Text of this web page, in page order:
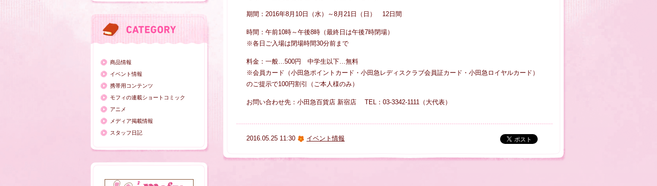
商品情報
イベント情報
携帯用コンテンツ
モフィの連載ショートコミック
アニメ
メディア掲載情報
スタッフ日記
期間：2016年8月10日（水）～8月21日（日） 12日間
時間：午前10時～午後8時（最終日は午後7時閉場）
※各日ご入場は閉場時間30分前まで
料金：一般…500円 中学生以下…無料
※会員カード（小田急ポイントカード・小田急レディスクラブ会員証カード・ 小田急ロイヤルカード）
のご提示で100円割引（ご本人様のみ）
お問い合わせ先：小田急百貨店 新宿店 TEL：03-3342-1111（大代表）
2016.05.25 11:30 イベント情報